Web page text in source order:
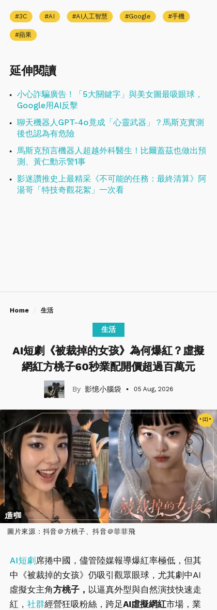
3C AI AI人工智慧 Google 手機
蘋果
延伸閱讀
小心詐騙廣告！「5大關鍵字」與美女圖最吸眼球，
Google用AI反擊
聊天機器人GPT-4o竟成「心靈武器」？馬斯克實測
後也認為有危險
馬斯克預言機器人超越外科醫生！比爾蓋茲也做出預
測、黃仁勳示警1事
影迷讚推史上最精采《不可能的任務：最終清算》阿
湯哥「特技奇觀花絮」一次看
Home 生活
生活
AI短劇《被裁掉的女孩》為何爆紅？虛擬
網紅方桃子60秒業配開價超過百萬元
影憶小腦袋 05 Aug, 2026
圖片來源：抖音＠方桃子、抖音＠菲菲飛
AI短劇 席捲中國，儘管陸媒報導爆紅率極低，但其
中《被裁掉的女孩》仍吸引觀眾眼球，尤其劇中AI
虛擬女主角方桃子 ， 以逼真外型與自然演技快速走
紅， 社群經營狂吸粉絲，跨足AI虛擬網紅市場，業